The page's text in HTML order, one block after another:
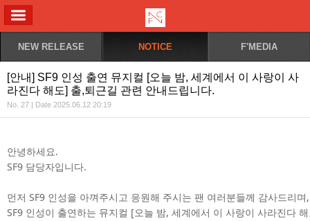
NEW RELEASE NOTICE F'MEDIA
[안내] SF9 인성 출연 뮤지컬 [오늘 밤, 세계에서 이 사랑이 사
라진다 해도] 출,퇴근길 관련 안내드립니다.
No. 27 | Date 2025.06.12 20:19
안녕하세요.
SF9 담당자입니다.
먼저 SF9 인성을 아껴주시고 응원해 주시는 팬 여러분들께 감사드리며,
SF9 인성이 출연하는 뮤지컬 [오늘 밤, 세계에서 이 사랑이 사라진다